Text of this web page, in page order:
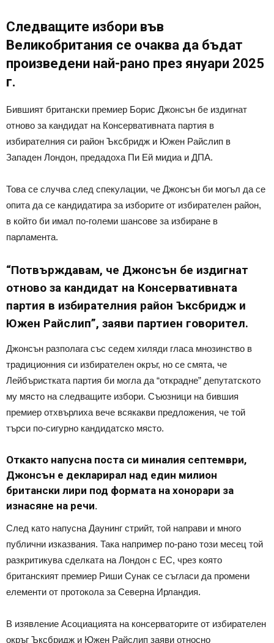
Следващите избори във
Великобритания се очаква да бъдат
произведени най-рано през януари 2025
г.
Бившият британски премиер Борис Джонсън бе издигнат
отново за кандидат на Консервативната партия в
избирателния си район Ъксбридж и Южен Райслип в
Западен Лондон, предадоха Пи Ей мидиа и ДПА.
Това се случва след спекулации, че Джонсън би могъл да се
опита да се кандидатира за изборите от избирателен район,
в който би имал по-големи шансове за избиране в
парламента.
“Потвърждавам, че Джонсън бе издигнат
отново за кандидат на Консервативната
партия в избирателния район Ъксбридж и
Южен Райслип”, заяви партиен говорител.
Джонсън разполага със седем хиляди гласа мнозинство в
традиционния си избирателен окръг, но се смята, че
Лейбъристката партия би могла да “открадне” депутатското
му място на следващите избори. Съюзници на бившия
премиер отхвърлиха вече всякакви предложения, че той
търси по-сигурно кандидатско място.
Откакто напусна поста си миналия септември,
Джонсън е декларирал над един милион
британски лири под формата на хонорари за
изнасяне на речи.
След като напусна Даунинг стрийт, той направи и много
публични изказвания. Така например по-рано този месец той
разкритикува сделката на Лондон с ЕС, чрез която
британският премиер Риши Сунак се съгласи да промени
елементи от протокола за Северна Ирландия.
В изявление Асоциацията на консерваторите от избирателен
окръг Ъксбридж и Южен Райслип заяви относно